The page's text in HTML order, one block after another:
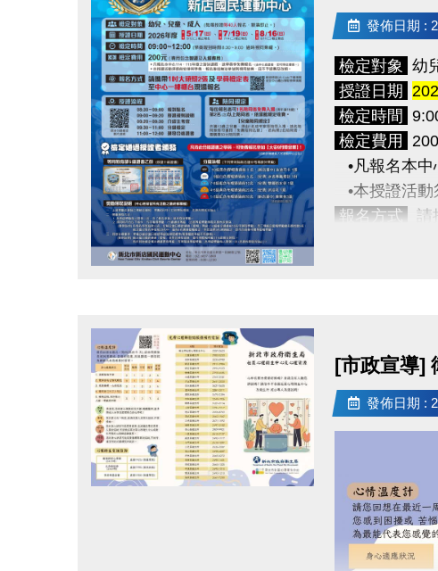
發佈日期 :
檢定對象
幼
​授證日期
檢定時間
檢定費用
•凡報名本中
•本授證活動
報名方式請
09:30 ~
11:00 ~
游泳分級檢定
每位報名者
【兒童陪同規
未滿13歲之
需購買50元
[市政宣導]
發佈日期 :